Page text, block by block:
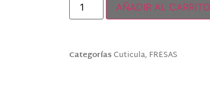
AÑADIR AL CARRITO
CategoríasCuticula, FRESAS